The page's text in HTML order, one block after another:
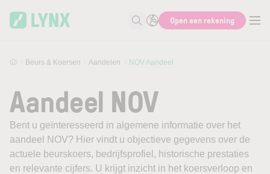
Zoek naar informatie
Open een rekening
Beurs & Koersen Aandelen NOV Aandeel
Aandeel NOV
Bent u geïnteresseerd in algemene informatie over het
aandeel NOV? Hier vindt u objectieve gegevens over de
actuele beurskoers, bedrijfsprofiel, historische prestaties
en relevante cijfers. U krijgt inzicht in het koersverloop en